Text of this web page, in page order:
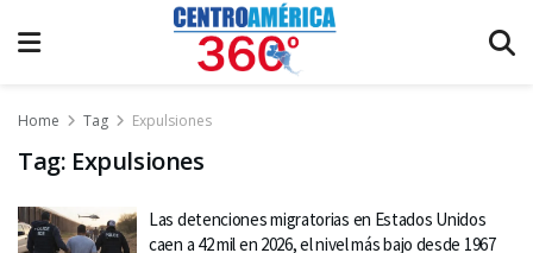
Home Tag Expulsiones
Tag: Expulsiones
Las detenciones migratorias en Estados Unidos
caen a 42 mil en 2026, el nivel más bajo desde 1967